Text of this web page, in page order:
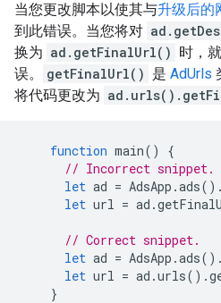
当您更改脚本以使其与升级后的
到此错误。当您将对
换为 ad.getFinalUrl() 时，
误。
getFinalUrl() 是 AdUrls
将代码更改为
function main()
{
// Incorrect snippet.
let ad = AdsApp .ads().
let url = ad .
// Correct snippet.
let ad = AdsApp .ads().
let url = ad .urls().
}